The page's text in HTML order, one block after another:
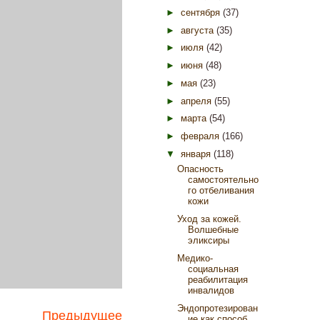
Предыдущее
► сентября (37)
► августа (35)
► июля (42)
► июня (48)
► мая (23)
► апреля (55)
► марта (54)
► февраля (166)
▼ января (118)
Опасность
самостоятельно
го отбеливания
кожи
Уход за кожей.
Волшебные
эликсиры
Медико-
социальная
реабилитация
инвалидов
Эндопротезирован